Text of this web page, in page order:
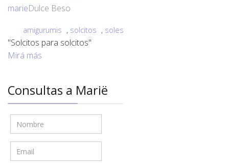
marieDulce Beso
amigurumis , solcitos , soles
"Solcitos para solcitos"
Mirá más
Consultas a Marië